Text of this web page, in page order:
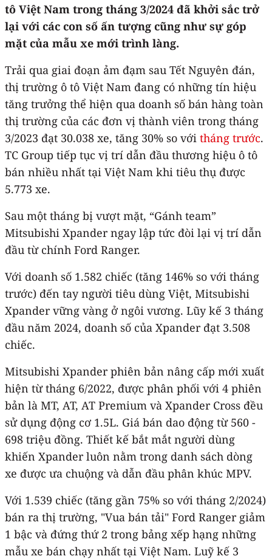
tô Việt Nam trong tháng 3/2024 đã khởi sắc trở
lại với các con số ấn tượng cũng như sự góp
mặt của mẫu xe mới trình làng.
Trải qua giai đoạn ảm đạm sau Tết Nguyên đán,
thị trường ô tô Việt Nam đang có những tín hiệu
tăng trưởng thể hiện qua doanh số bán hàng toàn
thị trường của các đơn vị thành viên trong tháng
3/2023 đạt 30.038 xe, tăng 30% so với tháng trước.
TC Group tiếp tục vị trí dẫn đầu thương hiệu ô tô
bán nhiều nhất tại Việt Nam khi tiêu thụ được
5.773 xe.
Sau một tháng bị vượt mặt, “Gánh team”
Mitsubishi Xpander ngay lập tức đòi lại vị trí dẫn
đầu từ chính Ford Ranger.
Với doanh số 1.582 chiếc (tăng 146% so với tháng
trước) đến tay người tiêu dùng Việt, Mitsubishi
Xpander vững vàng ở ngôi vương. Lũy kế 3 tháng
đầu năm 2024, doanh số của Xpander đạt 3.508
chiếc.
Mitsubishi Xpander phiên bản nâng cấp mới xuất
hiện từ tháng 6/2022, được phân phối với 4 phiên
bản là MT, AT, AT Premium và Xpander Cross đều
sử dụng động cơ 1.5L. Giá bán dao động từ 560 -
698 triệu đồng. Thiết kế bắt mắt người dùng
khiến Xpander luôn nằm trong danh sách dòng
xe được ưa chuộng và dẫn đầu phân khúc MPV.
Với 1.539 chiếc (tăng gần 75% so với tháng 2/2024)
bán ra thị trường, "Vua bán tải" Ford Ranger giảm
1 bậc và đứng thứ 2 trong bảng xếp hạng những
mẫu xe bán chạy nhất tại Việt Nam. Luỹ kế 3